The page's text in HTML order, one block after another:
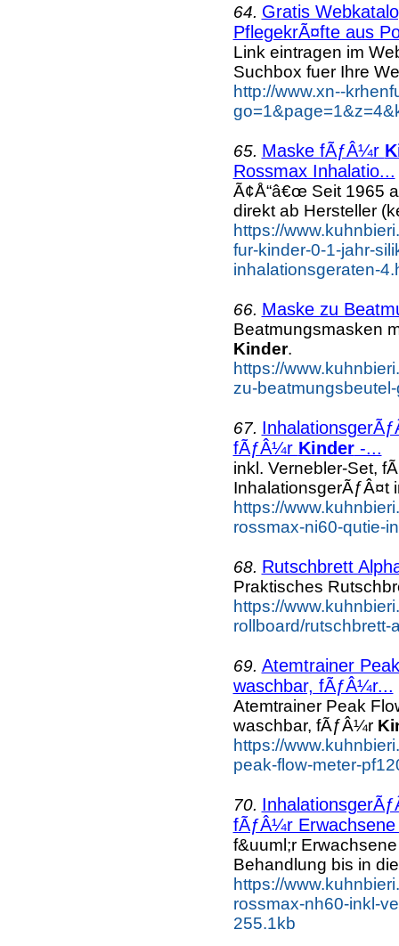
64. Gratis
PflegekrÃ¤fte aus
Link eintragen im
Suchbox fuer Ihre
http://www.xn--
65. Maske fÃƒÂ¼r
Rossmax Inhalatio...
Ã¢Å“â€œ Seit 1965
direkt ab Hersteller
https://
fur-kinder-0-1-jahr-
inhalationsgeraten-
66. Maske zu
Beatmungsmasken
Kinder.
https://
zu-
67.
fÃƒÂ¼r Kinder-...
inkl. Vernebler-Set,
InhalationsgerÃƒÂ¤t
https://
rossmax-ni60-qutie-
68. Rutschbrett
Praktisches
https://
rollboard/rutschbrett-
69. Atemtrainer
waschbar, fÃƒÂ¼r...
Atemtrainer Peak
waschbar, fÃƒÂ¼r
https://
peak-flow-meter-
70.
fÃƒÂ¼r
f&uuml;r
Behandlung bis in
https://
rossmax-nh60-inkl-
255.1kb